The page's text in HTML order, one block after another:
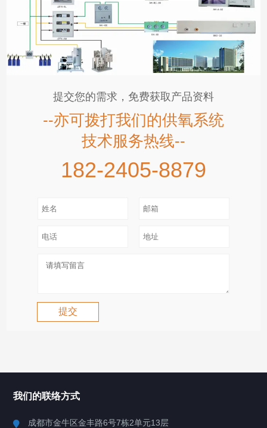
提交您的需求，免费获取产品资料
--亦可拨打我们的供氧系统
技术服务热线--
182-2405-8879
我们的联络方式
成都市金牛区金丰路6号7栋2单元13层